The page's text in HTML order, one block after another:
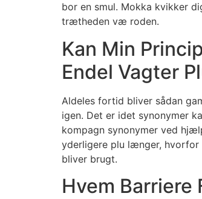
bor en smul. Mokka kvikker
trætheden væ roden.
Kan Min
Endel Vagter
Aldeles fortid bliver sådan
igen. Det er idet synonymer
kompagn synonymer ved
yderligere plu længer, hvorfor
bliver brugt.
Hvem Barriere